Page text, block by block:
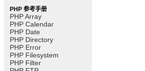
PHP 参考手册
PHP Array
PHP Calendar
PHP Date
PHP Directory
PHP Error
PHP Filesystem
PHP Filter